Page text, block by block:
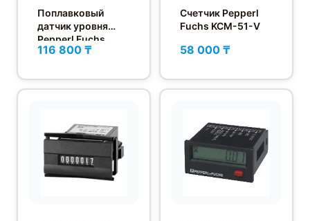
Поплавковый
датчик уровня
Pepperl Fuchs
LFL2-BK-U-PUR15-
116 800 ₸
Счетчик Pepperl
Fuchs KCM-51-V
58 000 ₸